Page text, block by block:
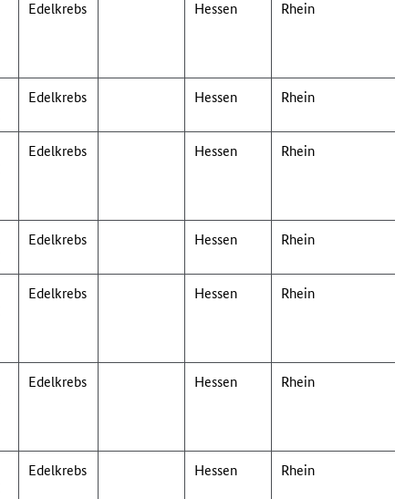
Edelkrebs Hessen Rhein
Edelkrebs Hessen Rhein
Edelkrebs Hessen Rhein
Edelkrebs Hessen Rhein
Edelkrebs Hessen Rhein
Edelkrebs Hessen Rhein
Edelkrebs Hessen Rhein